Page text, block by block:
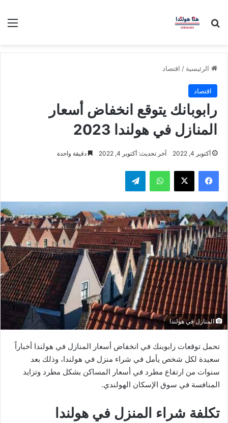
بحث عن
الرئيسية / اقتصاد
اقتصاد
رابوبانك يتوقع انخفاض أسعار
المنازل في هولندا 2023
أكتوبر 4, 2022 آخر تحديث: أكتوبر 4, 2022 دقيقة واحدة
فيسبوك ‫X واتساب تيلقرام
المنازل في هولندا
تحمل توقعات رابوبنك في انخفاض أسعار المنازل في هولندا أخباراً
سعيدة لكل شخص يأمل في شراء منزل في هولندا، وذلك بعد
سنوات من ارتفاع مطرد في أسعار المساكن بشكل مطرد وتزايد
المنافسة في سوق الإسكان الهولندي.
تكلفة شراء المنزل في هولندا